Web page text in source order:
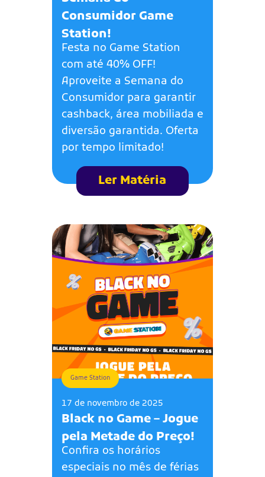
Consumidor Game
Station!
Festa no Game Station
com até 40% OFF!
Aproveite a Semana do
Consumidor para garantir
cashback, área mobiliada e
diversão garantida. Oferta
por tempo limitado!
Ler Matéria
Game Station
17 de novembro de 2025
Black no Game – Jogue
pela Metade do Preço!
Confira os horários
especiais no mês de férias